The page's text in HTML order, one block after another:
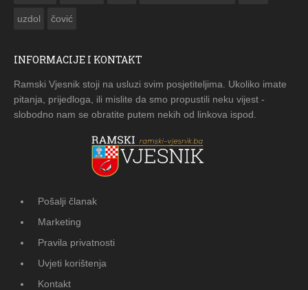
uzdol čović
INFORMACIJE I KONTAKT
Ramski Vjesnik stoji na usluzi svim posjetiteljima. Ukoliko imate
pitanja, prijedloga, ili mislite da smo propustili neku vijest -
slobodno nam se obratite putem nekih od linkova ispod.
Pošalji članak
Marketing
Pravila privatnosti
Uvjeti korištenja
Kontakt